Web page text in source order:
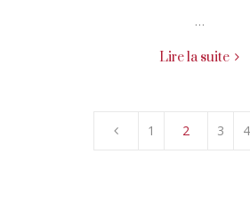
…
Lire la suite
1 2 3 4